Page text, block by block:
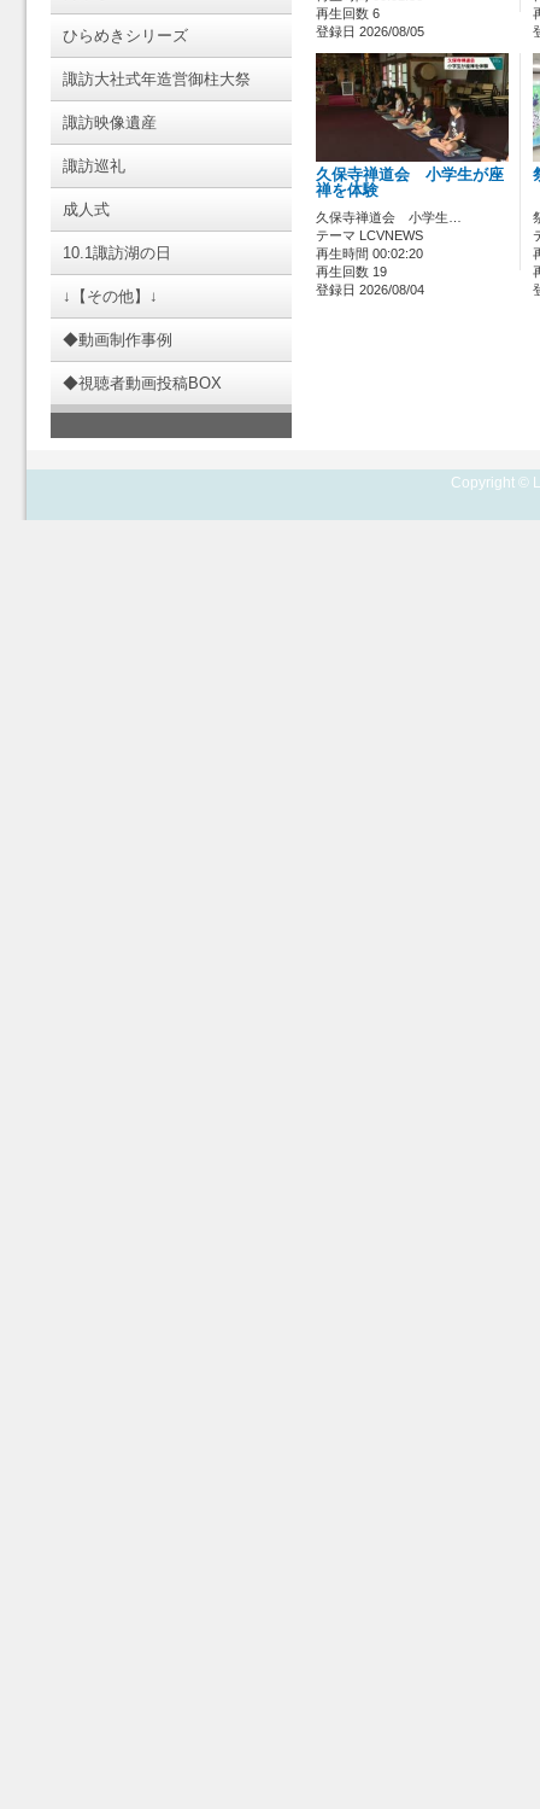
ひらめきシリーズ
諏訪大社式年造営御柱大祭
諏訪映像遺産
諏訪巡礼
成人式
10.1諏訪湖の日
↓【その他】↓
◆動画制作事例
◆視聴者動画投稿BOX
再生回数 6
登録日 2026/08/05
久保寺禅道会 小学生が座
禅を体験
久保寺禅道会 小学生…
テーマ LCVNEWS
再生時間 00:02:20
再生回数 19
登録日 2026/08/04
Copyright ©